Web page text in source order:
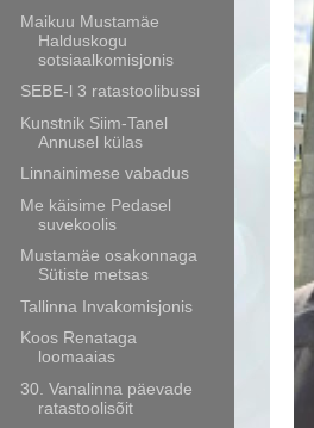
Maikuu Mustamäe
Halduskogu
sotsiaalkomisjonis
SEBE-l 3 ratastoolibussi
Kunstnik Siim-Tanel
Annusel külas
Linnainimese vabadus
Me käisime Pedasel
suvekoolis
Mustamäe osakonnaga
Sütiste metsas
Tallinna Invakomisjonis
Koos Renataga
loomaaias
30. Vanalinna päevade
ratastoolisõit